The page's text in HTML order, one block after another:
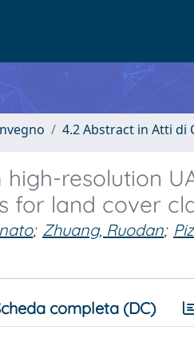
4.2 Abstract in Atti di
resolution
for land cover
; Zhuang, Ruodan;
completa (DC)